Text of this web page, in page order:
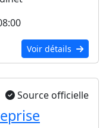
Voir détails
Source officielle